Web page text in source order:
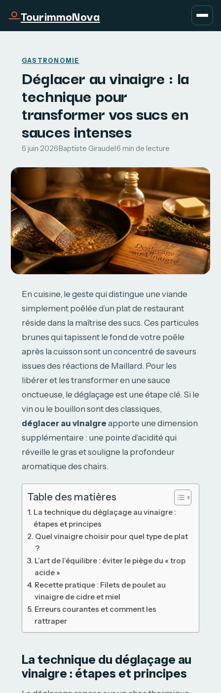
TourimmoNova
GASTRONOMIE
Déglacer au vinaigre : la
technique pour
transformer vos sucs en
sauces intenses
6 juin 2026·Baptiste Giraudel·6 min de lecture
En cuisine, le geste qui distingue une viande
simplement poêlée d’un plat de restaurant
réside dans la maîtrise des sucs. Ces particules
brunes qui tapissent le fond de votre poêle
après la cuisson sont un concentré de saveurs
issues des réactions de Maillard. Pour les
libérer et les transformer en une sauce
onctueuse, le déglaçage est une étape clé. Si le
vin ou le bouillon sont des classiques,
déglacer au vinaigre apporte une dimension
supplémentaire : une pointe d’acidité qui
réveille le gras et souligne la profondeur
aromatique des chairs.
Table des matières
La technique du déglaçage au vinaigre :
étapes et principes
Quel vinaigre choisir pour quel type de plat
?
L’art de l’équilibre : éviter le piège du « trop
acide »
Recette pratique : Filets de poulet au
vinaigre de cidre et miel
Erreurs courantes et comment les
rattraper
La technique du déglaçage au
vinaigre : étapes et principes